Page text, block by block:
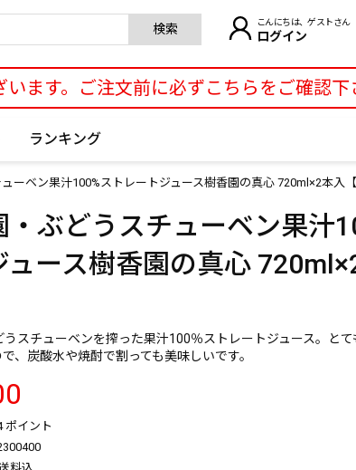
検索 こんにちは、ゲストさん
ログイン
ます。ご注文前に必ずこちらをご確認下
ランキング
ーベン果汁100%ストレートジュース樹香園の真心 720ml×2本入【
・ぶどうスチューベン果汁
ュース樹香園の真心
うスチューベンを搾った果汁100％ストレートジュース。と
、炭酸水や焼酎で割っても美味しいです。
ポイント